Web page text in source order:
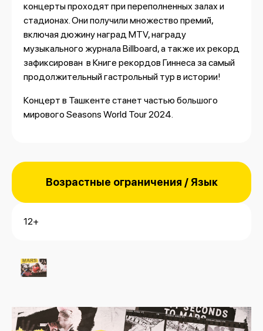
концерты проходят при переполненных залах и
стадионах. Они получили множество премий,
включая дюжину наград MTV, награду
музыкального журнала Billboard, а также их рекорд
зафиксирован в Книге рекордов Гиннеса за самый
продолжительный гастрольный тур в истории!
Концерт в Ташкенте станет частью большого
мирового Seasons World Tour 2024.
Возрастные ограничения / Язык
12+